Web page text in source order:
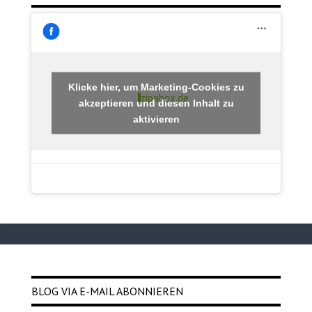
zipabox.de
Klicke hier, um Marketing-Cookies zu
akzeptieren und diesen Inhalt zu
aktivieren
BLOG VIA E-MAIL ABONNIEREN